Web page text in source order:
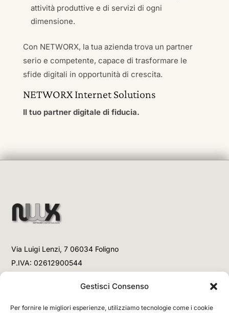
Gestisci Consenso
Per fornire le migliori esperienze, utilizziamo tecnologie come i cookie
attività produttive e di servizi di ogni
dimensione.
Con NETWORX, la tua azienda trova un partner
serio e competente, capace di trasformare le
sfide digitali in opportunità di crescita.
NETWORX Internet Solutions
Il tuo partner digitale di fiducia.
Via Luigi Lenzi, 7 06034 Foligno
P.IVA: 02612900544
+39 3477853708 (Chiamata)